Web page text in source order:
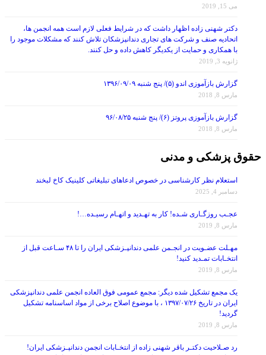
می 15, 2019
دکتر شهنی زاده اظهار داشت که در شرایط فعلی لازم است همه انجمن ها،
اتحادیه صنف و شرکت های تجاری دندانپزشکان تلاش کنند که مشکلات موجود را
با همکاری و حمایت از یکدیگر کاهش داده و حل کنند.
ژانویه 3, 2019
گزارش بازآموزی اندو (۵)/ پنج شنبه ۱۳۹۶/۰۹/۰۹
مارس 8, 2018
گزارش بازآموزی پروتز (۶)/ پنج شنبه ۹۶/۰۸/۲۵
مارس 8, 2018
حقوق پزشکی و مدنی
استعلام نظر کارشناسی در خصوص ادعاهای تبلیغاتی کلینیک کاخ لبخند
دسامبر 4, 2025
عجـب روزگـاری شـده! کار به تهـدید و اتهـام رسیـده…!
مارس 8, 2019
مهـلت عضـویت در انجـمن علمی دندانپـزشکی ایران را تا ۴۸ سـاعت قبل از
انتخـابات تمـدید کنید!
مارس 8, 2019
یک مجمع تشکیل شده دیگر: مجمع عمومی فوق العاده انجمن علمی دندانپزشکی
ایران در تاریخ ۱۳۹۷/۰۷/۲۶ ، با موضوع اصلاح برخی از مواد اساسنامه تشکیل
گردید!
مارس 8, 2019
رد صـلاحیت دکتـر باقر شهنی زاده از انتخـابات انجمن دندانپـزشکی ایران!